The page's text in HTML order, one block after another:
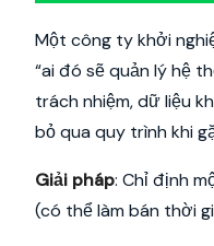
Một công ty khởi
“ai đó sẽ quản lý hệ
trách nhiệm, dữ liệu
bỏ qua quy trình khi
Giải pháp: Chỉ định
(có thể làm bán thời